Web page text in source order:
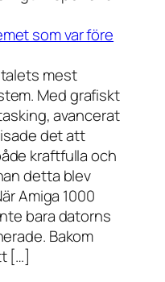
som var före
talets mest
Med grafiskt
avancerat
det att
kraftfulla och
detta blev
Amiga 1000
bara datorns
Bakom
[…]